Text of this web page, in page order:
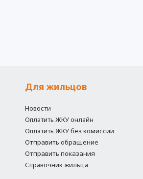
Для жильцов
Новости
Оплатить ЖКУ онлайн
Оплатить ЖКУ без комиссии
Отправить обращение
Отправить показания
Справочник жильца